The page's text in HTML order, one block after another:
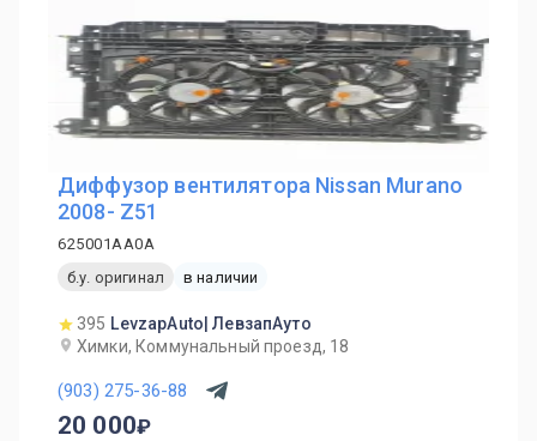
Диффузор вентилятора Nissan Murano
2008- Z51
625001AA0A
б.у. оригинал
в наличии
395 LevzapAuto| ЛевзапАуто
Химки, Коммунальный проезд, 18
(903) 275-36-88
20 000